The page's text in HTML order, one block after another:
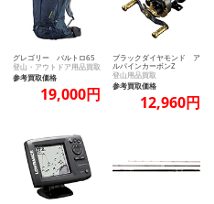
グレゴリー バルトロ65
登山・アウトドア用品買取
参考買取価格
19,000円
ブラックダイヤモンド ア
ルパインカーボンZ
登山用品買取
参考買取価格
12,960円